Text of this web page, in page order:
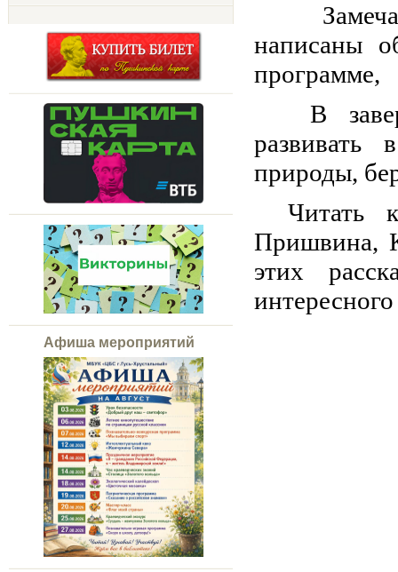
Афиша мероприятий
написаны
программе,
В
природы,
Читать
Пришвина,
этих